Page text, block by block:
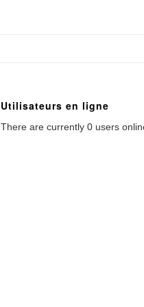
Utilisateurs en ligne
There are currently 0 users